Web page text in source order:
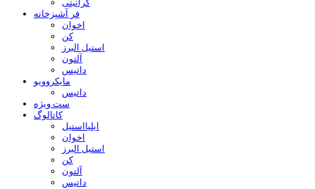
گرانیتی
فر آشپزخانه
اخوان
کن
استیل البرز
آلتون
داتیس
مایکروویو
داتیس
ست ویژه
کاتالوگ
ایلیااستیل
اخوان
استیل البرز
کن
آلتون
داتیس